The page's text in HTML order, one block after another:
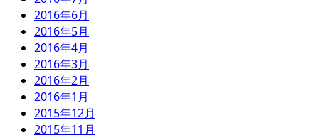
2016年6月
2016年5月
2016年4月
2016年3月
2016年2月
2016年1月
2015年12月
2015年11月